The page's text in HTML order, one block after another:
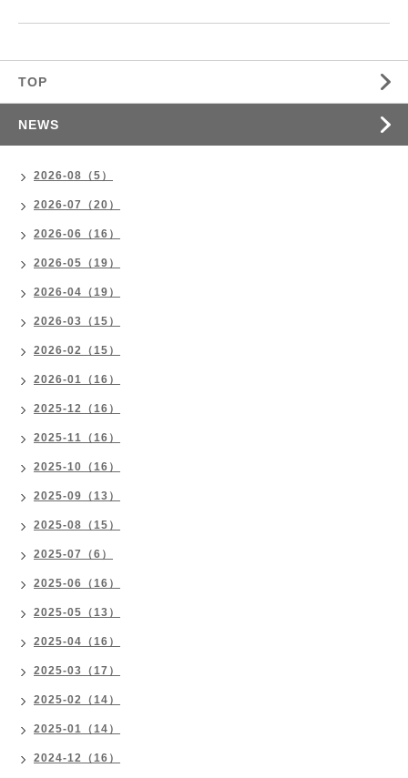
TOP
NEWS
2026-08（5）
2026-07（20）
2026-06（16）
2026-05（19）
2026-04（19）
2026-03（15）
2026-02（15）
2026-01（16）
2025-12（16）
2025-11（16）
2025-10（16）
2025-09（13）
2025-08（15）
2025-07（6）
2025-06（16）
2025-05（13）
2025-04（16）
2025-03（17）
2025-02（14）
2025-01（14）
2024-12（16）